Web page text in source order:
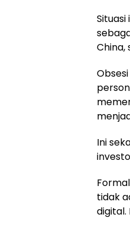
China,
Ini
tidak
digital.